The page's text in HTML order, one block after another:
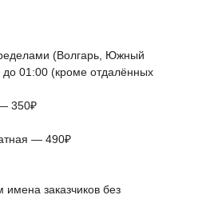
(Волгарь, Южный
01:00 (кроме отдалённых
350₽
— 490₽
заказчиков без